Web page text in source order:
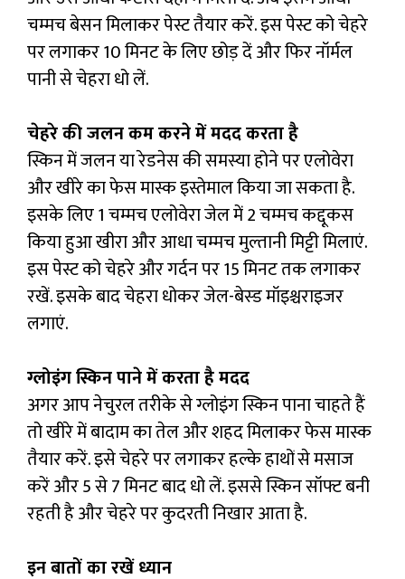
चम्मच बेसन मिलाकर पेस्ट तैयार करें. इस पेस्ट को चेहरे
पर लगाकर 10 मिनट के लिए छोड़ दें और फिर नॉर्मल
पानी से चेहरा धो लें.
चेहरे की जलन कम करने में मदद करता है
स्किन में जलन या रेडनेस की समस्या होने पर एलोवेरा
और खीरे का फेस मास्क इस्तेमाल किया जा सकता है.
इसके लिए 1 चम्मच एलोवेरा जेल में 2 चम्मच कद्दूकस
किया हुआ खीरा और आधा चम्मच मुल्तानी मिट्टी मिलाएं.
इस पेस्ट को चेहरे और गर्दन पर 15 मिनट तक लगाकर
रखें. इसके बाद चेहरा धोकर जेल-बेस्ड मॉइश्चराइजर
लगाएं.
ग्लोइंग स्किन पाने में करता है मदद
अगर आप नेचुरल तरीके से ग्लोइंग स्किन पाना चाहते हैं
तो खीरे में बादाम का तेल और शहद मिलाकर फेस मास्क
तैयार करें. इसे चेहरे पर लगाकर हल्के हाथों से मसाज
करें और 5 से 7 मिनट बाद धो लें. इससे स्किन सॉफ्ट बनी
रहती है और चेहरे पर कुदरती निखार आता है.
इन बातों का रखें ध्यान